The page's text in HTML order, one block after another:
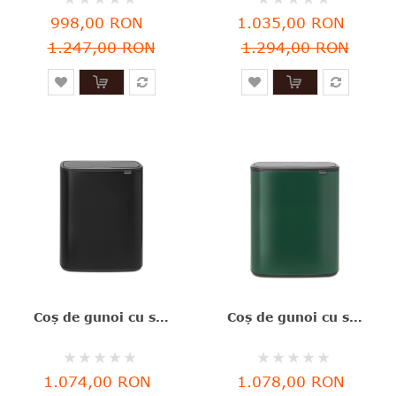
0%
998,00 RON
1.247,00 RON
0%
1.035,00 RON
1.294,00 RON
Coş de gunoi cu soft touch, negru, inox mat, 60 l, Bo Touch, Brabantia - 8710755223020
Rating:
0%
1.074,00 RON
Coş de gunoi cu soft touch, 2 compartimente, verde închis, inox, 2x30 l, Bo Touch, Brabantia - 8710755304224
Rating:
0%
1.078,00 RON